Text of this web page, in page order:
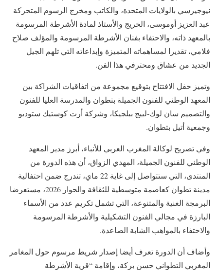
نيوجيرسي بالولايات المتحدة، والكاتب ومخرج الرسوم المتحركة
عبد العزيز أوموسى، الخريج والأستاذ لمادة الأشرطة المرسومة
بالمعهد ذاته، والاحتفاء بفنان الأشرطة المرسومة والمؤلف صلاح
فلامي، تقديرا لمساهماته المتميزة وإبداعاته التي تلهم الجيل
الجديد من عشاق ومحترفي هذا الفن.
وتميز حفل الافتتاح بتوقيع مجموعة من اتفاقيات الشراكة بين
المعهد الوطني للفنون الجميلة بتطوان والمدرسة العليا للفنون
والتصميم سان لوك-لييج ببلجيكا، وشركة أرت كوستيك ستوديو
وجمعية أتيل بتطوان.
وفي تصريح لوكالة المغرب العربي للأنباء، أبرز مدير المعهد
الوطني للفنون الجميلة، المهدي الزواق، أن هذه الدورة من
المنتدى، التي ستتواصل إلى غاية 22 ماي، تندرج ضمن احتفالية
مدينة تطوان كعاصمة متوسطية للثقافة والحوار 2026، مستعرضا
البرمجة الغنية والمتنوعة، التي تشمل تكريم عدد من الأسماء
البارزة في مجالي الفنون التشكيلية والأشرطة المرسومة
والاحتفاء بالمواهب الشابة الصاعدة.
وأضاف أن الدورة تعرف أيضا إصدار شريط مرسوم حول المغامر
المغربي التطواني حسن بركة، وإقامة “قرية الأشرطة